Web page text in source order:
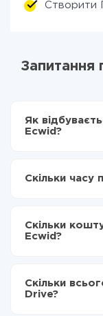
Запитання
Як
Ecwid?
Вибираєте
Тепер дані
Typeform в
Скільки часу
становити від
налаштування
Скільки
Ecwid?
Ви оплачуєте
передаються з
Скільки
Drive?